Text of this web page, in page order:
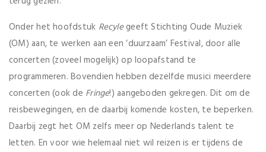
Onder het hoofdstuk Recylegeeft Stichting Oude Muziek
(OM) aan, te werken aan een ‘duurzaam’ Festival, door alle
concerten (zoveel mogelijk) op loopafstand te
programmeren. Bovendien hebben dezelfde musici meerdere
concerten (ook de Fringe!) aangeboden gekregen. Dit om de
reisbewegingen, en de daarbij komende kosten, te beperken.
Daarbij zegt het OM zelfs meer op Nederlands talent te
letten. En voor wie helemaal niet wil reizen is er tijdens de